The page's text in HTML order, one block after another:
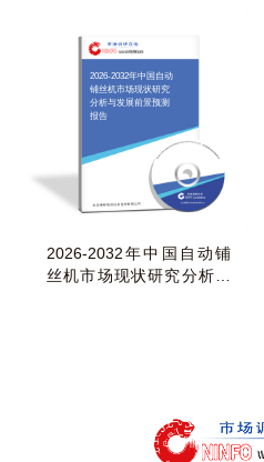
2026-2032年中国自动
铺丝机市场现状研究
分析与发展前景预测
报告
2026-2032年中国自动铺
丝机市场现状研究分析与